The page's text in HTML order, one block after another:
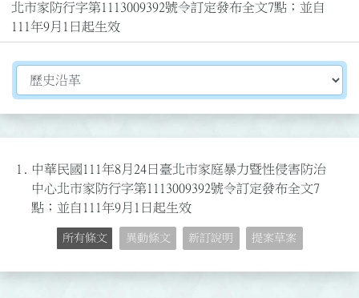
北市家防行字第1113009392號令訂定發布全文7點；並自
111年9月1日起生效
切換選擇法規資訊內容
1. 中華民國111年8月24日臺北市家庭暴力暨性侵害防治
中心北市家防行字第1113009392號令訂定發布全文7
點；並自111年9月1日起生效
所有條文 異動條文 新訂說明 提案草案